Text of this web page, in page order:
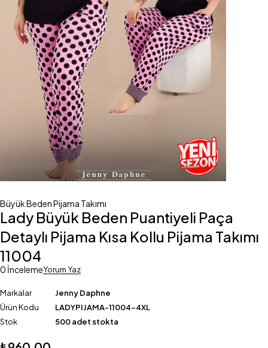
Büyük Beden Pijama Takımı
Lady Büyük Beden Puantiyeli Paça
Detaylı Pijama Kısa Kollu Pijama Takımı
11004
0 İncelemeYorum Yaz
Markalar
Jenny Daphne
Ürün Kodu
LADYPIJAMA-11004-4XL
Stok
500 adet stokta